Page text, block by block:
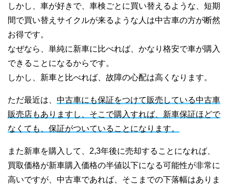
しかし、車が好きで、車検ごとに買い替えるような、短期
間で買い替えサイクルが来るような人は中古車の方が断然
お得です。
なぜなら、単純に新車に比べれば、かなり格安で車が購入
できることになるからです。
しかし、新車と比べれば、故障の心配は高くなります。
ただ最近は、 中古車にも保証をつけて販売している中古車
販売店もありますし、そこで購入すれば、新車保証ほどで
なくても、保証がついていることになります。
また新車を購入して、2,3年後に売却することになれば、
買取価格が新車購入価格の半値以下になる可能性が非常に
高いですが、中古車であれば、そこまでの下落幅はありま